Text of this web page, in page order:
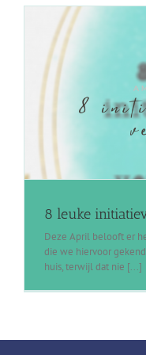
8 leuke
Deze April belooft er
die we hiervoor
huis, terwijl dat nie [...]